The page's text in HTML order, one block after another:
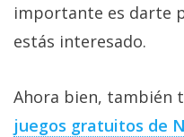
importante es darte
estás interesado.
Ahora bien, también
juegos gratuitos de